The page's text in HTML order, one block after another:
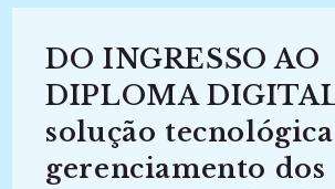
Realidade
Do
Tratamento
E
Recuperação
Informação
Contexto
Da
DO INGRESSO AO
DIPLOMA
solução
gerenciamento dos